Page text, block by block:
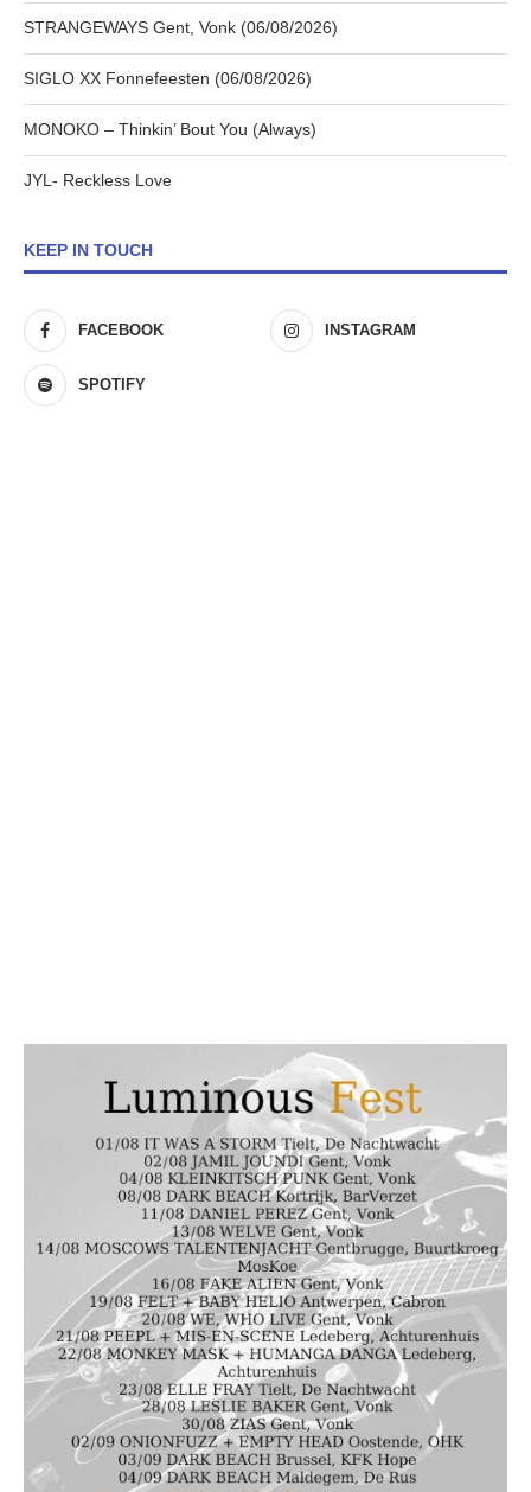
STRANGEWAYS Gent, Vonk (06/08/2026)
SIGLO XX Fonnefeesten (06/08/2026)
MONOKO – Thinkin’ Bout You (Always)
JYL- Reckless Love
KEEP IN TOUCH
FACEBOOK INSTAGRAM
SPOTIFY